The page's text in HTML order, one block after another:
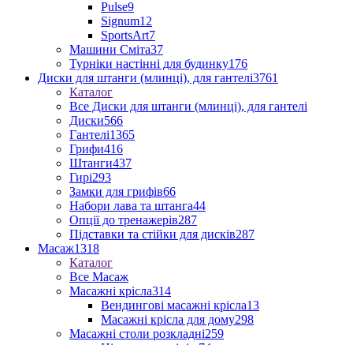
Pulse9
Signum12
SportsArt7
Машини Сміта37
Турніки настінні для будинку176
Диски для штанги (млинці), для гантелі3761
Каталог
Все Диски для штанги (млинці), для гантелі
Диски566
Гантелі1365
Грифи416
Штанги437
Гирі293
Замки для грифів66
Набори лава та штанга44
Опції до тренажерів287
Підставки та стійки для дисків287
Масаж1318
Каталог
Все Масаж
Масажні крісла314
Вендингові масажні крісла13
Масажні крісла для дому298
Масажні столи розкладні259